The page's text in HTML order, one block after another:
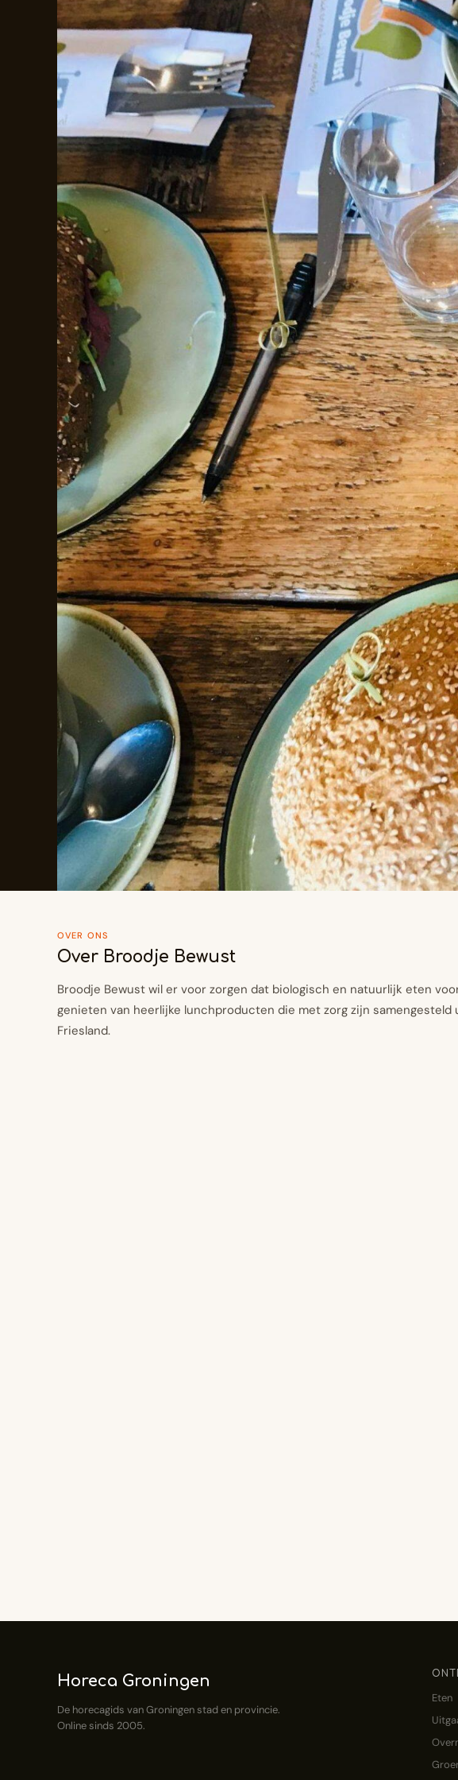
OVER ONS
Over Broodje Bewust
Broodje Bewust wil er voor zorgen dat biologisch en natuurlijk eten
genieten van heerlijke lunchproducten die met zorg zijn
Friesland.
Horeca Groningen
De horecagids van Groningen stad en provincie.
Online sinds 2005.
Eten